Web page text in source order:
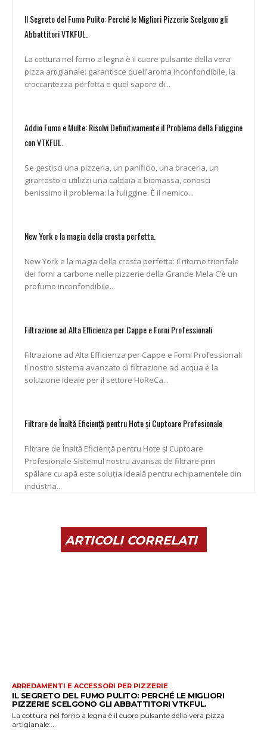
Il Segreto del Fumo Pulito: Perché le Migliori Pizzerie Scelgono gli
Abbattitori VTKFUL.
La cottura nel forno a legna è il cuore pulsante della vera
pizza artigianale: garantisce quell'aroma inconfondibile, la
croccantezza perfetta e quel sapore di...
Addio Fumo e Multe: Risolvi Definitivamente il Problema della Fuliggine
con VTKFUL.
Se gestisci una pizzeria, un panificio, una braceria, un
girarrosto o utilizzi una caldaia a biomassa, conosci
benissimo il problema: la fuliggine. È il nemico...
New York e la magia della crosta perfetta.
New York e la magia della crosta perfetta: il ritorno trionfale
dei forni a carbone nelle pizzerie della Grande Mela C’è un
profumo inconfondibile...
Filtrazione ad Alta Efficienza per Cappe e Forni Professionali
Filtrazione ad Alta Efficienza per Cappe e Forni Professionali
Il nostro sistema avanzato di filtrazione ad acqua è la
soluzione ideale per il settore HoReCa...
Filtrare de Înaltă Eficiență pentru Hote și Cuptoare Profesionale
Filtrare de Înaltă Eficiență pentru Hote și Cuptoare
Profesionale Sistemul nostru avansat de filtrare prin
spălare cu apă este soluția ideală pentru echipamentele din
industria...
ARTICOLI CORRELATI
ARREDAMENTI E ACCESSORI PER PIZZERIE
IL SEGRETO DEL FUMO PULITO: PERCHÉ LE MIGLIORI
PIZZERIE SCELGONO GLI ABBATTITORI VTKFUL.
La cottura nel forno a legna è il cuore pulsante della vera pizza
artigianale:...